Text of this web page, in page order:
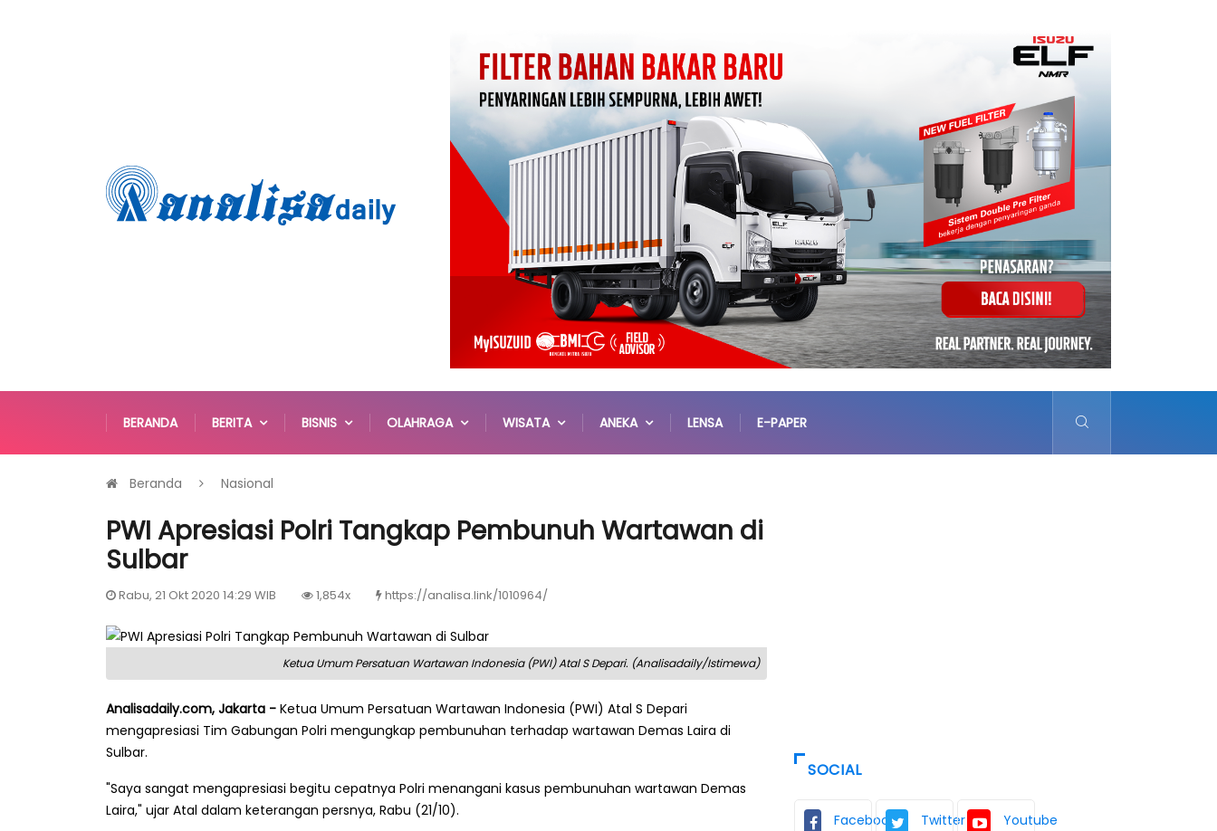
BERANDA BERITA BISNIS OLAHRAGA WISATA ANEKA LENSA E-PAPER
Beranda Nasional
PWI Apresiasi Polri Tangkap Pembunuh Wartawan di
Sulbar
Rabu, 21 Okt 2020 14:29 WIB 1,854x https://analisa.link/1010964/
Ketua Umum Persatuan Wartawan Indonesia (PWI) Atal S Depari. (Analisadaily/Istimewa)
Analisadaily.com, Jakarta - Ketua Umum Persatuan Wartawan Indonesia (PWI) Atal S Depari
mengapresiasi Tim Gabungan Polri mengungkap pembunuhan terhadap wartawan Demas Laira di
Sulbar.
"Saya sangat mengapresiasi begitu cepatnya Polri menangani kasus pembunuhan wartawan Demas
Laira," ujar Atal dalam keterangan persnya, Rabu (21/10).
SOCIAL
Facebook Twitter Youtube